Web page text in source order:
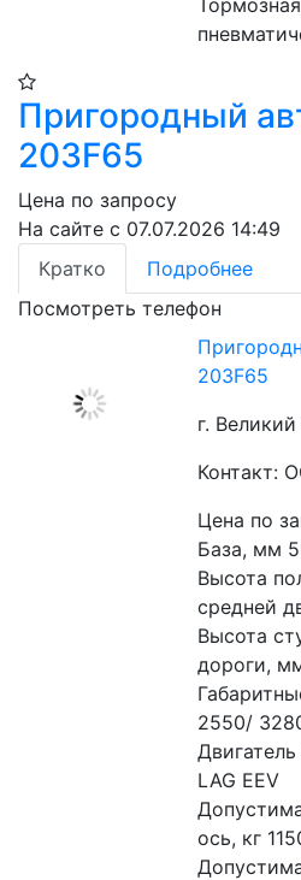
Пригородный
203F65
Цена по запросу
На сайте с 07.07.2026 14:49
Кратко
Подробнее
Посмотреть телефон
203F65
г.
Контакт:
Цена по
База, мм
Высота
средней
Высота
дороги,
2550/
LAG EEV
ось, кг